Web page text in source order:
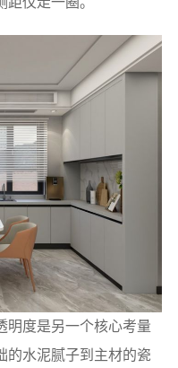
明度是另一个核心考量
的水泥腻子到主材的瓷